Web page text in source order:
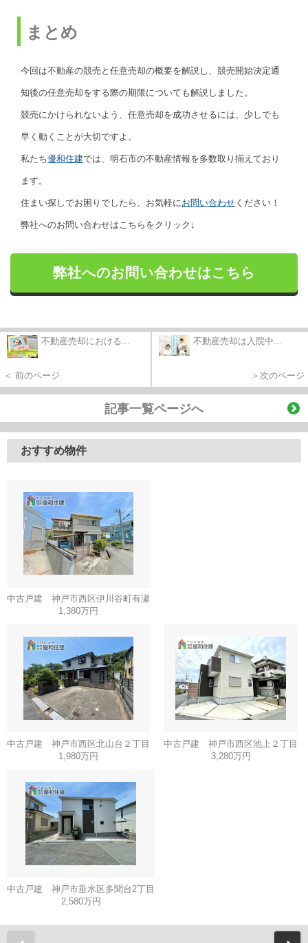
まとめ
今回は不動産の競売と任意売却の概要を解説し、競売開始決定通
知後の任意売却をする際の期限についても解説しました。
競売にかけられないよう、任意売却を成功させるには、少しでも
早く動くことが大切ですよ。
私たち優和住建では、明石市の不動産情報を多数取り揃えており
ます。
住まい探しでお困りでしたら、お気軽に お問い合わせ ください！
弊社へのお問い合わせはこちらをクリック↓
弊社へのお問い合わせはこちら
不動産売却における...
＜ 前のページ
不動産売却は入院中...
＞次のページ
記事一覧ページへ
おすすめ物件
中古戸建 神戸市西区伊川谷町有瀬
1,380万円
中古戸建 神戸市西区北山台２丁目
1,980万円
中古戸建 神戸市西区池上２丁目
3,280万円
中古戸建 神戸市垂水区多聞台2丁目
2,580万円